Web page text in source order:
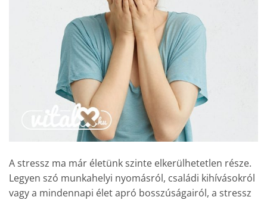
A stressz ma már életünk szinte elkerülhetetlen része.
Legyen szó munkahelyi nyomásról, családi kihívásokról
vagy a mindennapi élet apró bosszúságairól, a stressz